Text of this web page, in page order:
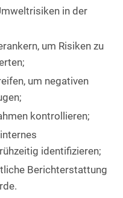
in der
um Risiken zu
um negativen
kontrollieren;
identifizieren;
Berichterstattung